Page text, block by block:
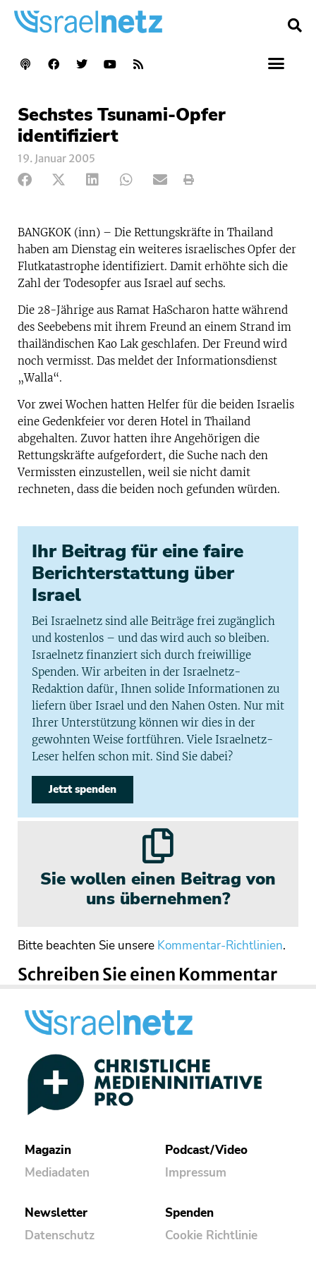
Sechstes Tsunami-Opfer
identifiziert
19. Januar 2005
BANGKOK (inn) – Die Rettungskräfte in Thailand
haben am Dienstag ein weiteres israelisches Opfer der
Flutkatastrophe identifiziert. Damit erhöhte sich die
Zahl der Todesopfer aus Israel auf sechs.
Die 28-Jährige aus Ramat HaScharon hatte während
des Seebebens mit ihrem Freund an einem Strand im
thailändischen Kao Lak geschlafen. Der Freund wird
noch vermisst. Das meldet der Informationsdienst
„Walla“.
Vor zwei Wochen hatten Helfer für die beiden Israelis
eine Gedenkfeier vor deren Hotel in Thailand
abgehalten. Zuvor hatten ihre Angehörigen die
Rettungskräfte aufgefordert, die Suche nach den
Vermissten einzustellen, weil sie nicht damit
rechneten, dass die beiden noch gefunden würden.
Ihr Beitrag für eine faire
Berichterstattung über
Israel
Bei Israelnetz sind alle Beiträge frei zugänglich
und kostenlos – und das wird auch so bleiben.
Israelnetz finanziert sich durch freiwillige
Spenden. Wir arbeiten in der Israelnetz-
Redaktion dafür, Ihnen solide Informationen zu
liefern über Israel und den Nahen Osten. Nur mit
Ihrer Unterstützung können wir dies in der
gewohnten Weise fortführen. Viele Israelnetz-
Leser helfen schon mit. Sind Sie dabei?
Jetzt spenden
Sie wollen einen Beitrag von
uns übernehmen?
Bitte beachten Sie unsere Kommentar-Richtlinien.
Schreiben Sie einen Kommentar
Magazin
Mediadaten
Podcast/Video
Impressum
Newsletter
Datenschutz
Spenden
Cookie Richtlinie